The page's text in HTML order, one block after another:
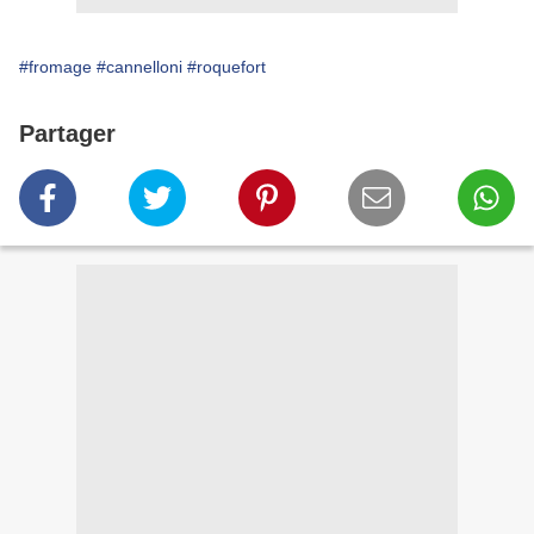
#fromage #cannelloni #roquefort
Partager